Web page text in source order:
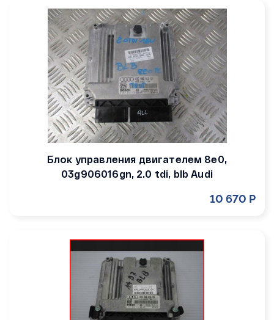
Блок управления двигателем 8e0,
03g906016gn, 2.0 tdi, blb Audi
10 670 Р